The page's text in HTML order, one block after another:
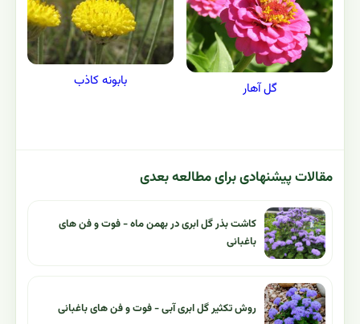
گل آهار بابونه کاذب
مقالات پیشنهادی برای مطالعه بعدی
کاشت بذر گل ابری در بهمن ماه - فوت و فن های
باغبانی
روش تکثیر گل ابری آبی - فوت و فن های باغبانی